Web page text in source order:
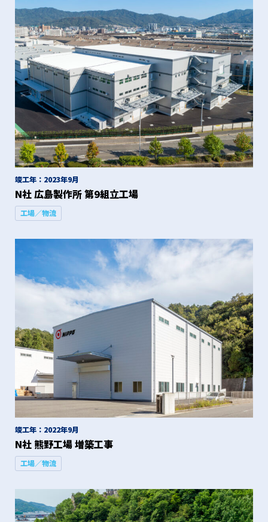
竣工年：2023年9月
N社 広島製作所 第9組立工場
工場／物流
竣工年：2022年9月
N社 熊野工場 増築工事
工場／物流